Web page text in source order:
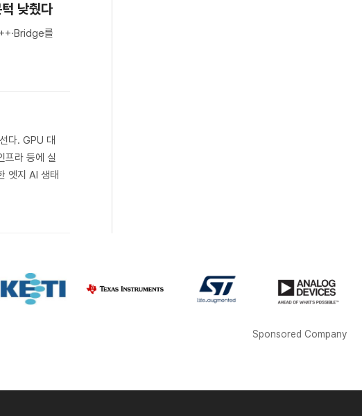
낮췄다
를
다. GPU 대
프라 등에 실
엣지 AI 생태
Sponsored Company